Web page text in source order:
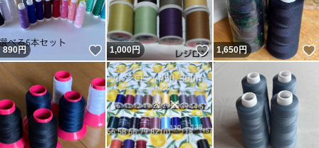
890円 いいね！
1,000円 いいね！
1,650円